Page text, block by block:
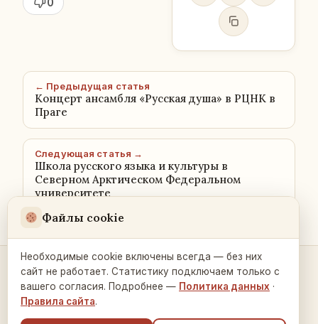
← Предыдущая статья
Концерт ансамбля «Русская душа» в РЦНК в
Праге
Следующая статья →
Школа русского языка и культуры в
Северном Арктическом Федеральном
университете
Контакты и связь →
Файлы cookie
Необходимые cookie включены всегда — без них
сайт не работает. Статистику подключаем только с
вашего согласия. Подробнее — Политика данных ·
Правила сайта.